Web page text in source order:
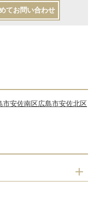
てお問い合わせ
市安佐南区広島市安佐北区